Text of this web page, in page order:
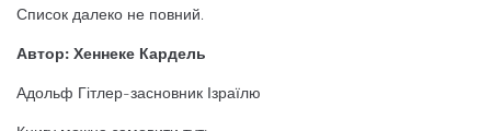
Список далеко не повний.
Автор: Хеннеке Кардель
Адольф Гітлер-засновник Ізраїлю